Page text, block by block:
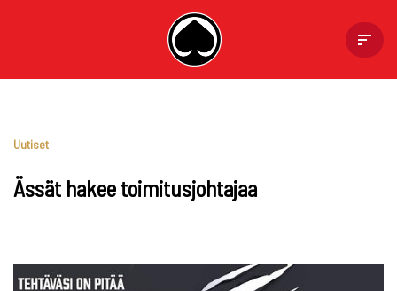
Ässät hakee toimitusjohtajaa
Uutiset